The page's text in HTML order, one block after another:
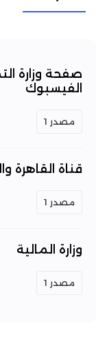
صفحة وزارة
الفيسبوك
مصدر 1
قناة القاهرة
مصدر 1
وزارة المالية
مصدر 1